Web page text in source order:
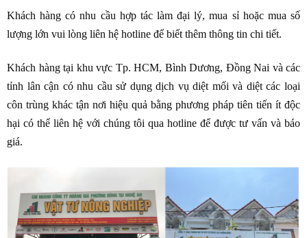
Khách hàng có nhu cầu hợp tác làm đại lý, mua sỉ hoặc mua số
lượng lớn vui lòng liên hệ hotline để biết thêm thông tin chi tiết.
Khách hàng tại khu vực Tp. HCM, Bình Dương, Đồng Nai và các
tỉnh lân cận có nhu cầu sử dụng dịch vụ diệt mối và diệt các loại
côn trùng khác tận nơi hiệu quả bằng phương pháp tiên tiến ít độc
hại có thể liên hệ với chúng tôi qua hotline để được tư vấn và báo
giá.